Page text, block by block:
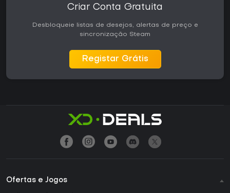
Criar Conta Gratuita
Desbloqueie listas de desejos, alertas de preço e
sincronização Steam
Registar Grátis
Ofertas e Jogos